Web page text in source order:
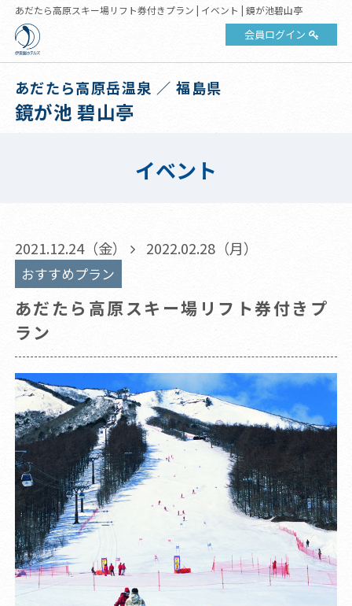
あだたら高原スキー場リフト券付きプラン | イベント | 鏡が池碧山亭
会員ログイン
あだたら高原岳温泉 ／ 福島県
鏡が池 碧山亭
イベント
2021.12.24（金） 2022.02.28（月）
おすすめプラン
あだたら高原スキー場リフト券付きプ
ラン